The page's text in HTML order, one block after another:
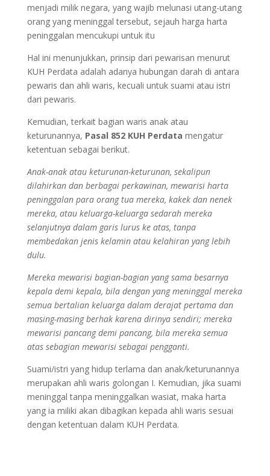
menjadi milik negara, yang wajib melunasi utang-utang
orang yang meninggal tersebut, sejauh harga harta
peninggalan mencukupi untuk itu
Hal ini menunjukkan, prinsip dari pewarisan menurut
KUH Perdata adalah adanya hubungan darah di antara
pewaris dan ahli waris, kecuali untuk suami atau istri
dari pewaris.
Kemudian, terkait bagian waris anak atau
keturunannya, Pasal 852 KUH Perdata mengatur
ketentuan sebagai berikut.
Anak-anak atau keturunan-keturunan, sekalipun
dilahirkan dan berbagai perkawinan, mewarisi harta
peninggalan para orang tua mereka, kakek dan nenek
mereka, atau keluarga-keluarga sedarah mereka
selanjutnya dalam garis lurus ke atas, tanpa
membedakan jenis kelamin atau kelahiran yang lebih
dulu.
Mereka mewarisi bagian-bagian yang sama besarnya
kepala demi kepala, bila dengan yang meninggal mereka
semua bertalian keluarga dalam derajat pertama dan
masing-masing berhak karena dirinya sendiri; mereka
mewarisi pancang demi pancang, bila mereka semua
atas sebagian mewarisi sebagai pengganti.
Suami/istri yang hidup terlama dan anak/keturunannya
merupakan ahli waris golongan I. Kemudian, jika suami
meninggal tanpa meninggalkan wasiat, maka harta
yang ia miliki akan dibagikan kepada ahli waris sesuai
dengan ketentuan dalam KUH Perdata.